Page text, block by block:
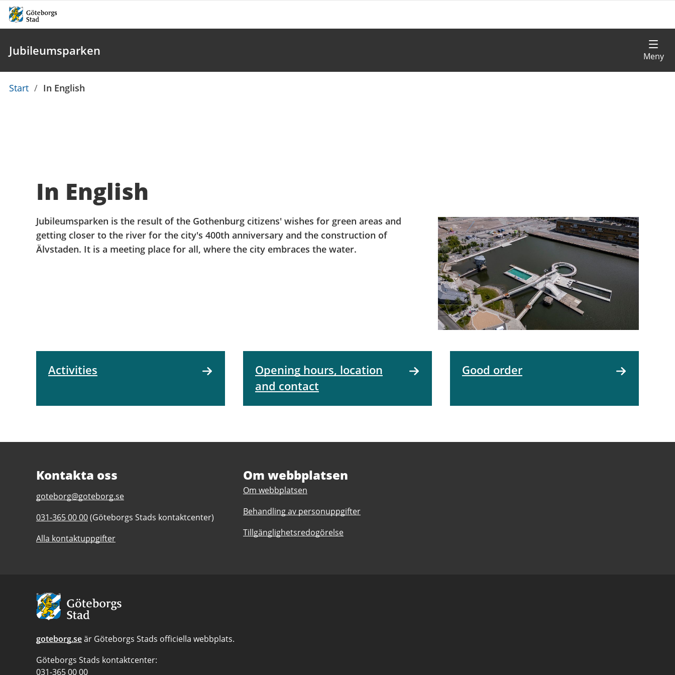
Jubileumsparken
Du
Start / In English
In English
Jubileumsparken is the result of the Gothenburg citizens' wishes for green areas and
getting closer to the river for the city's 400th anniversary and the construction of
Älvstaden. It is a meeting place for all, where the city embraces the water.
Activities
Opening hours, location
and contact
Good order
Kontakta oss
E-
till
Jubileumsparken
goteborg@goteborg.se
Telefonnummer
Jubileumsparken
031-365 00 00(Göteborgs Stads kontaktcenter)
Alla kontaktuppgifter
Om webbplatsen
Om webbplatsen
Behandling av personuppgifter
Tillgänglighetsredogörelse
Avsändare:
Göteborgs
Stad
goteborg.seär Göteborgs Stads officiella webbplats.
Göteborgs Stads kontaktcenter:
Telefonnummer
031-365 00 00